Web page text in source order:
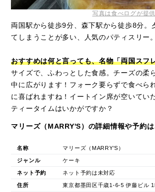
写真は食べログが提
両国駅から徒歩9分、森下駅から徒歩8分。
てしまうことが多い、人気のパティスリー。
おすすめは何と言っても、名物「両国スフ
サイズで、ふわっとした食感。チーズの柔
中に広がります！フォーク要らずで食べら
に喜ばれますね！イートイン席が空いてい
ティータイムはいかがですか？
マリーズ（MARRY'S）の詳細情報や予約
名称 マリーズ（MARRY'S）
ジャンル ケーキ
ネット予約 ネット予約は未対応
住所 東京都墨田区千歳1-6-5 伊藤ビル